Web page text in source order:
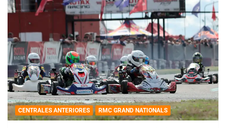
CENTRALES ANTERIORES RMC GRAND NATIONALS